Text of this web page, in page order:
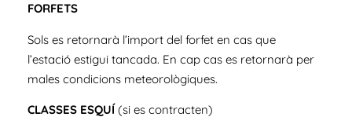
FORFETS
Sols es retornarà l’import del forfet en cas que
l’estació estigui tancada. En cap cas es retornarà per
males condicions meteorològiques.
CLASSES ESQUÍ(si es contracten)